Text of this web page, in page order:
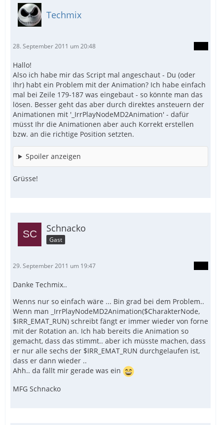
Techmix
28. September 2011 um 20:48
Hallo!
Also ich habe mir das Script mal angeschaut - Du (oder
Ihr) habt ein Problem mit der Animation? Ich habe einfach
mal bei Zeile 179-187 was eingebaut - so könnte man das
lösen. Besser geht das aber durch direktes ansteuern der
Animationen mit '_IrrPlayNodeMD2Animation' - dafür
müsst Ihr die Animationen aber auch Korrekt erstellen
bzw. an die richtige Position setzten.
Spoiler anzeigen
Grüsse!
Schnacko
Gast
29. September 2011 um 19:47
Danke Techmix..
Wenns nur so einfach wäre ... Bin grad bei dem Problem..
Wenn man _IrrPlayNodeMD2Animation($CharakterNode,
$IRR_EMAT_RUN) schreibt fängt er immer wieder von forne
mit der Rotation an. Ich hab bereits die Animation so
gemacht, dass das stimmt.. aber ich müsste machen, dass
er nur alle sechs der $IRR_EMAT_RUN durchgelaufen ist,
dass er dann wieder ..
Ahh.. da fällt mir gerade was ein
MFG Schnacko